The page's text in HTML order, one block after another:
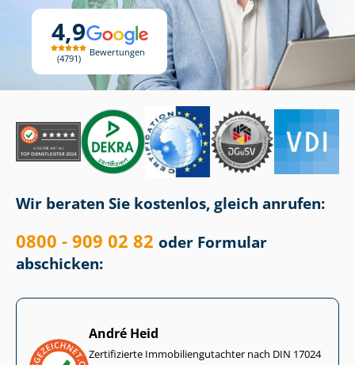
4,9
4791
Bewertungen
Wir beraten Sie kostenlos, gleich anrufen:
0800 - 909 02 82 oder Formular
abschicken:
André Heid
Zertifizierte Im­mo­bi­li­en­gut­ach­ter nach DIN 17024